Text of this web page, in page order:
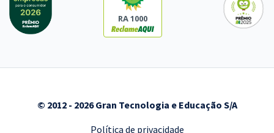
RA 1000
© 2012 - 2026 Gran Tecnologia e Educação S/A
Política de privacidade